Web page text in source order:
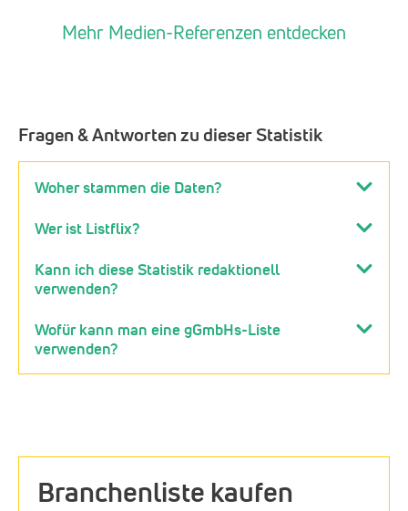
Mehr Medien-Referenzen entdecken
Fragen & Antworten zu dieser Statistik
Woher stammen die Daten?
Wer ist Listflix?
Kann ich diese Statistik redaktionell
verwenden?
Wofür kann man eine gGmbHs-Liste
verwenden?
Branchenliste kaufen